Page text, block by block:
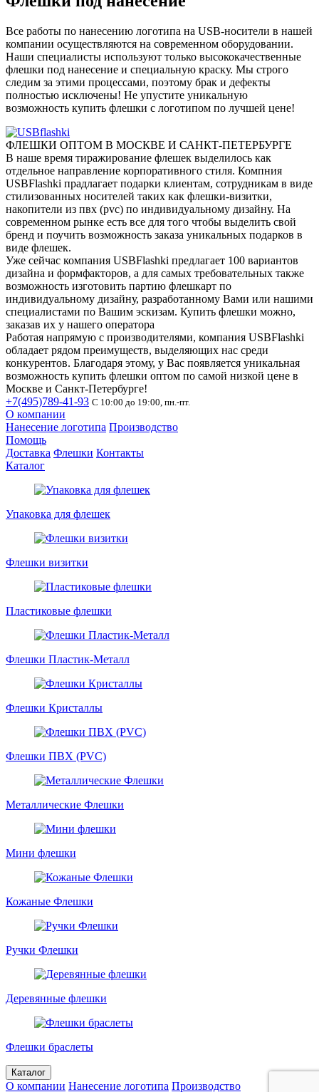
Все работы по нанесению логотипа на USB-носители в нашей
компании осуществляются на современном оборудовании.
Наши специалисты используют только высококачественные
флешки под нанесение и специальную краску. Мы строго
следим за этими процессами, поэтому брак и дефекты
полностью исключены! Не упустите уникальную
возможность купить флешки с логотипом по лучшей цене!
ФЛЕШКИ ОПТОМ В МОСКВЕ И САНКТ-ПЕТЕРБУРГЕ
В наше время тиражирование флешек выделилось как
отдельное направление корпоративного стиля. Компния
USBFlashki прадлагает подарки клиентам, сотрудникам в виде
стилизованных носителей таких как флешки-визитки,
накопители из пвх (pvc) по индивидуальному дизайну. На
современном рынке есть все для того чтобы выделить свой
бренд и поучить возможность заказа уникальных подарков в
виде флешек.
Уже сейчас компания USBFlashki предлагает 100 вариантов
дизайна и формфакторов, а для самых требовательных также
возможность изготовить партию флешкарт по
индивидуальному дизайну, разработанному Вами или нашими
специалистами по Вашим эскизам. Купить флешки можно,
заказав их у нашего оператора
Работая напрямую с производителями, компания USBFlashki
обладает рядом преимуществ, выделяющих нас среди
конкурентов. Благодаря этому, у Вас появляется уникальная
возможность купить флешки оптом по самой низкой цене в
Москве и Санкт-Петербурге!
+7(495)789-41-93 С 10:00 до 19:00, пн.-пт.
О компании
Нанесение логотипа Производство
Помощь
Доставка Флешки Контакты
Каталог
Упаковка для флешек
Флешки визитки
Пластиковые флешки
Флешки Пластик-Металл
Флешки Кристаллы
Флешки ПВХ (PVC)
Металлические Флешки
Мини флешки
Кожаные Флешки
Ручки Флешки
Деревянные флешки
Флешки браслеты
Каталог
О компании Нанесение логотипа Производство